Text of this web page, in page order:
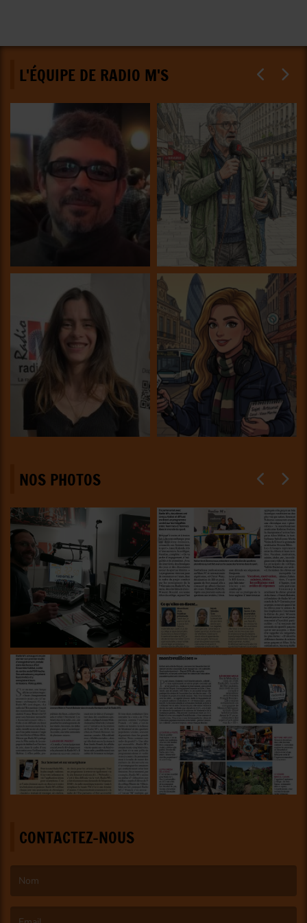
L'ÉQUIPE DE RADIO M'S
NOS PHOTOS
CONTACTEZ-NOUS